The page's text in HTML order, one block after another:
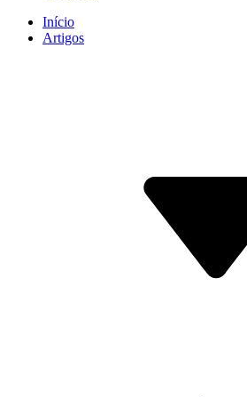
Início
Artigos